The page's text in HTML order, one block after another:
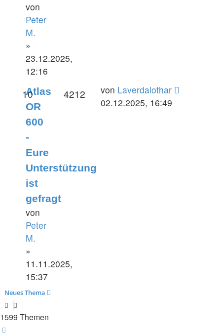
von
Peter
M.
»
23.12.2025,
12:16
Atlas
OR
600
-
Eure
Unterstützung
ist
gefragt
von
Peter
M.
»
11.11.2025,
15:37
10Antworten4212 Zugriffe
Letzter
Beitrag
von Laverdalothar
02.12.2025, 16:49
Neues Thema
1599 Themen